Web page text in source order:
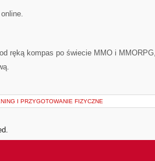
ręką kompas po świecie MMO i
I PRZYGOTOWANIE FIZYCZNE